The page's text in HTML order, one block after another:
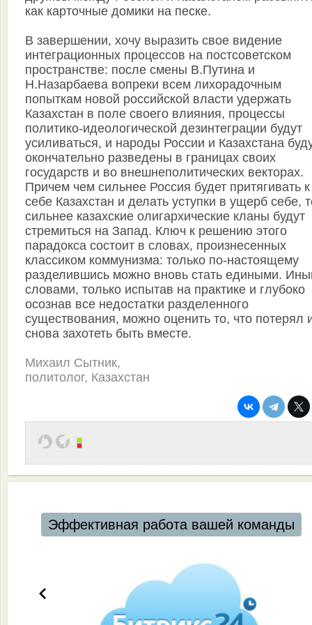
как карточные домики на песке.
В завершении, хочу выразить свое видение
интеграционных процессов на постсоветском
пространстве: после смены В.Путина и
Н.Назарбаева вопреки всем лихорадочным
попыткам новой российской власти удержать
Казахстан в поле своего влияния, процессы
политико-идеологической дезинтеграции будут
усиливаться, и народы России и Казахстана
окончательно разведены в границах своих
государств и во внешнеполитических векторах.
Причем чем сильнее Россия будет притягивать к
себе Казахстан и делать уступки в ущерб себе,
сильнее казахские олигархические кланы будут
стремиться на Запад. Ключ к решению этого
парадокса состоит в словах, произнесенных
классиком коммунизма: только по-настоящему
разделившись можно вновь стать едиными.
словами, только испытав на практике и глубоко
осознав все недостатки разделенного
существования, можно оценить то, что потерял
снова захотеть быть вместе.
Михаил Сытник,
политолог, Казахстан
Автоматизация ресторанов и кафе